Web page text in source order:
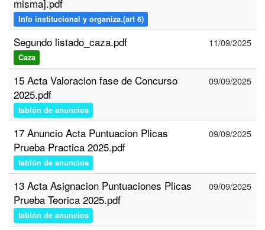
misma].pdf
Info institucional y organiza.(art 6)
Segundo listado_caza.pdf
Caza
11/09/2025
15 Acta Valoracion fase de Concurso
2025.pdf
tablón de anuncios
09/09/2025
17 Anuncio Acta Puntuacion Plicas
Prueba Practica 2025.pdf
tablón de anuncios
09/09/2025
13 Acta Asignacion Puntuaciones Plicas
Prueba Teorica 2025.pdf
tablón de anuncios
09/09/2025